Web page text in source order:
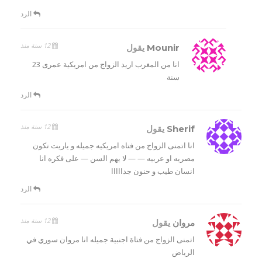
الرد
Mounir يقول 12 سنة منذ
انا من المغرب اريد الزواج من امريكية عمرى 23
سنة
الرد
Sherif يقول 12 سنة منذ
انا اتمنى الزواج من فتاه امريكيه جميله و ياريت تكون
مصريه او عربيه — — لا يهم السن — على فكره انا
انسان طيب و حنون جدااااا
الرد
مروان يقول 12 سنة منذ
اتمنى الزواج من فتاة اجنبية جميله انا مروان سوري في
الرياض